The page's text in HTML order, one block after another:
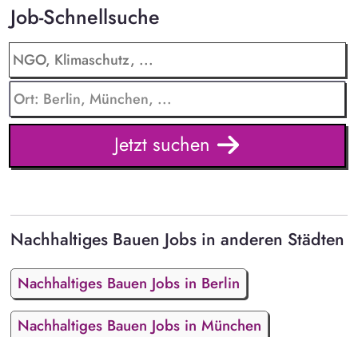
Job-Schnellsuche
Jetzt suchen
Nachhaltiges Bauen Jobs in anderen Städten
Nachhaltiges Bauen Jobs in Berlin
Nachhaltiges Bauen Jobs in München